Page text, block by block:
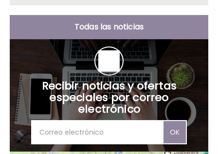
Todas las noticias
Recibir noticias y ofertas
especiales por correo
electrónico
OK